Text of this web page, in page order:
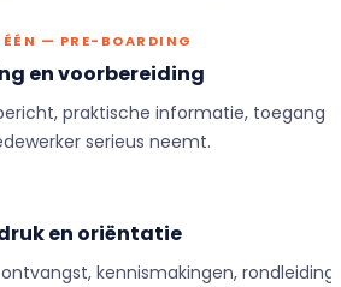
ÉÉN — PRE-BOARDING
en voorbereiding
praktische informatie, toegang
serieus neemt.
en oriëntatie
ontvangst, kennismakingen,